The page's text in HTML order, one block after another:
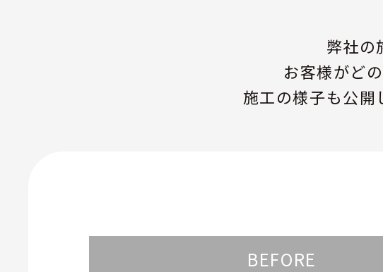
弊社の
お客様がど
施工の様子も公開
BEFORE